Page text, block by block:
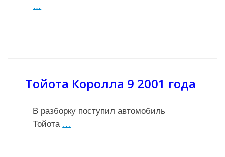
…
Тойота Королла 9 2001 года
В разборку поступил автомобиль
Тойота …